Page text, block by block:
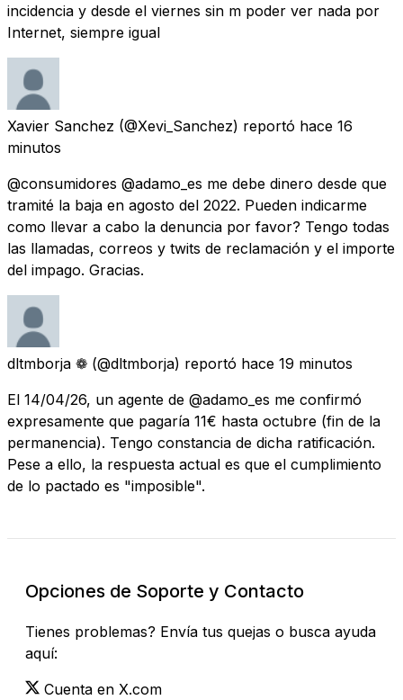
incidencia y desde el viernes sin m poder ver nada por
Internet, siempre igual
Xavier Sanchez (@Xevi_Sanchez) reportó hace 16
minutos
@consumidores @adamo_es me debe dinero desde que
tramité la baja en agosto del 2022. Pueden indicarme
como llevar a cabo la denuncia por favor? Tengo todas
las llamadas, correos y twits de reclamación y el importe
del impago. Gracias.
dltmborja ❁ (@dltmborja) reportó hace 19 minutos
El 14/04/26, un agente de @adamo_es me confirmó
expresamente que pagaría 11€ hasta octubre (fin de la
permanencia). Tengo constancia de dicha ratificación.
Pese a ello, la respuesta actual es que el cumplimiento
de lo pactado es "imposible".
Opciones de Soporte y Contacto
Tienes problemas? Envía tus quejas o busca ayuda
aquí:
Cuenta en X.com